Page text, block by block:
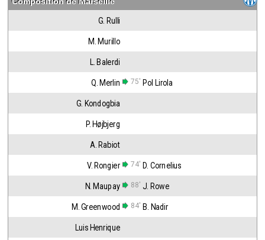
G. Rulli
M. Murillo
L. Balerdi
Q. Merlin 75' Pol Lirola
G. Kondogbia
P. Højbjerg
A. Rabiot
V. Rongier 74' D. Cornelius
N. Maupay 88' J. Rowe
M. Greenwood 84' B. Nadir
Luis Henrique